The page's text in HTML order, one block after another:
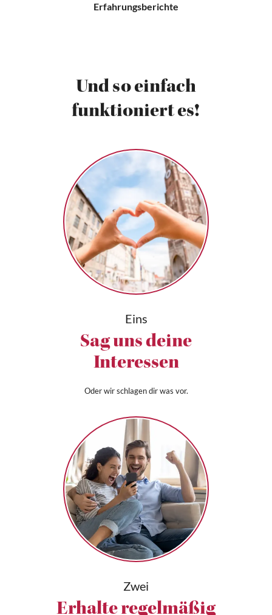
Erfahrungsberichte
Und so einfach
funktioniert es!
Eins
Sag uns deine
Interessen
Oder wir schlagen dir was vor.
Zwei
Erhalte regelmäßig